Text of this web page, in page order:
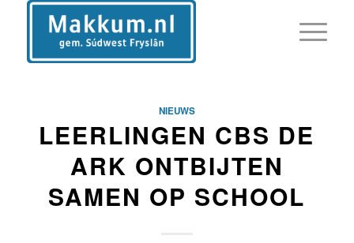
NIEUWS
LEERLINGEN CBS DE
ARK ONTBIJTEN
SAMEN OP SCHOOL